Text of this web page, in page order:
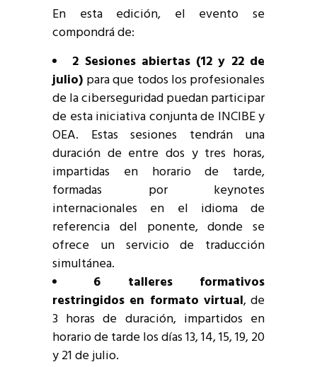
En esta edición, el evento se
compondrá de:
2 Sesiones abiertas (12 y 22 de
julio) para que todos los profesionales
de la ciberseguridad puedan participar
de esta iniciativa conjunta de INCIBE y
OEA. Estas sesiones tendrán una
duración de entre dos y tres horas,
impartidas en horario de tarde,
formadas por keynotes
internacionales en el idioma de
referencia del ponente, donde se
ofrece un servicio de traducción
simultánea.
6 talleres formativos
restringidos en formato virtual, de
3 horas de duración, impartidos en
horario de tarde los días 13, 14, 15, 19, 20
y 21 de julio.